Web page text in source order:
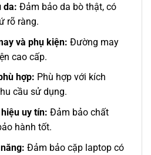
da: Đảm bảo da bò thật, có
rõ ràng.
và phụ kiện: Đường may
cao cấp.
hợp: Phù hợp với kích
cầu sử dụng.
uy tín: Đảm bảo chất
hành tốt.
Đảm bảo cặp laptop có